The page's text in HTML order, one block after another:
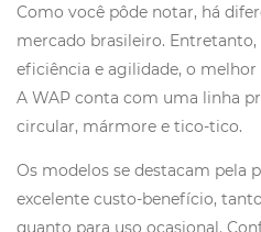
Como você pôde notar, há
mercado brasileiro.
eficiência e agilidade, o melhor
A WAP conta com uma linha
circular, mármore e tico-tico.
Os modelos se destacam pela
excelente custo-benefício,
quanto para uso ocasional.